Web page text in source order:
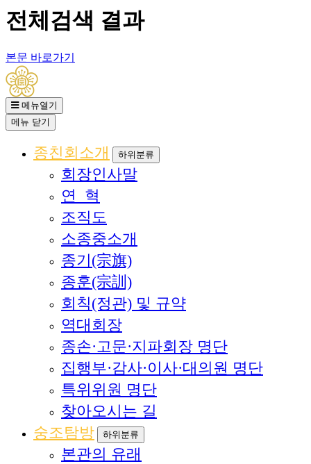
전체검색 결과
본문 바로가기
메뉴열기
메뉴 닫기
종친회소개 하위분류
회장인사말
연 혁
조직도
소종중소개
종기(宗旗)
종훈(宗訓)
회칙(정관) 및 규약
역대회장
종손·고문·지파회장 명단
집행부·감사·이사·대의원 명단
특위위원 명단
찾아오시는 길
숭조탐방
하위분류
본관의 유래